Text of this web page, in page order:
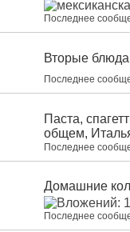
Последнее
Вторые блюда
Последнее
Паста,
общем,
Последнее
Домашние
Последнее